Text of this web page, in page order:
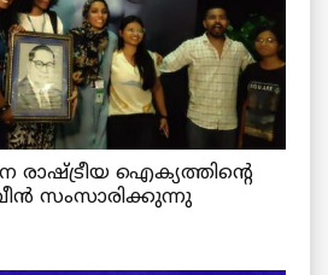
രാഷ്ട്രീയ ഐക്യത്തിന്റെ
സംസാരിക്കുന്നു